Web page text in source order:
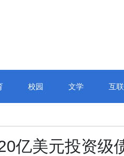
校园 文学 互
亿美元投资级